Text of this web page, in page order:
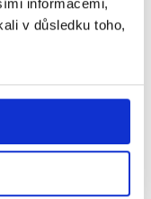
v důsledku toho,
s mnoha novými
učení psaní.